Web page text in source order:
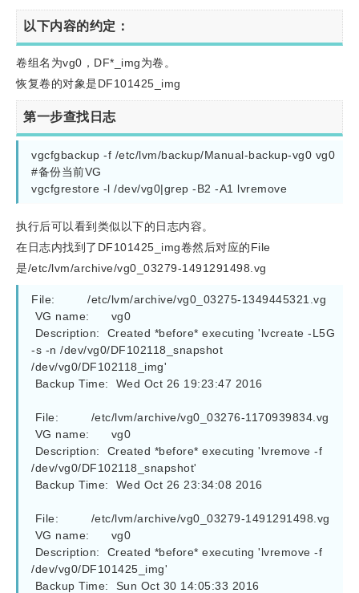
以下内容的约定：
卷组名为vg0，DF*_img为卷。
恢复卷的对象是DF101425_img
第一步查找日志
vgcfgbackup -f /etc/lvm/backup/Manual-backup-vg0 vg0
#备份当前VG
vgcfgrestore -l /dev/vg0|grep -B2 -A1 lvremove
执行后可以看到类似以下的日志内容。
在日志内找到了DF101425_img卷然后对应的File
是/etc/lvm/archive/vg0_03279-1491291498.vg
File:         /etc/lvm/archive/vg0_03275-1349445321.vg
-s -n /dev/vg0/DF102118_snapshot
/dev/vg0/DF102118_img'
/dev/vg0/DF102118_snapshot'
/dev/vg0/DF101425_img'
Backup Time:  Sun Oct 30 14:05:33 2016